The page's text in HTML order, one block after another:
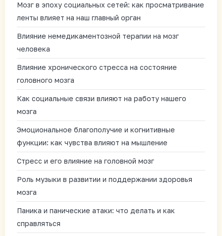
Мозг в эпоху социальных сетей: как просматривание
ленты влияет на наш главный орган
Влияние немедикаментозной терапии на мозг
человека
Влияние хронического стресса на состояние
головного мозга
Как социальные связи влияют на работу нашего
мозга
Эмоциональное благополучие и когнитивные
функции: как чувства влияют на мышление
Стресс и его влияние на головной мозг
Роль музыки в развитии и поддержании здоровья
мозга
Паника и панические атаки: что делать и как
справляться